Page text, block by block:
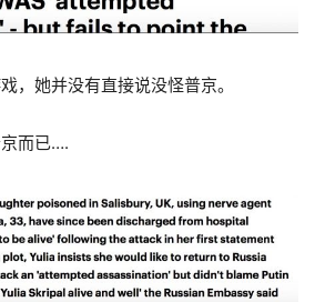
，她并没有直接说没怪普京。
而已….